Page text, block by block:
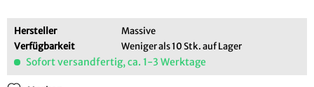
Hersteller
Massive
Verfügbarkeit
Weniger als 10 Stk. auf Lager
Sofort versandfertig, ca. 1-3 Werktage